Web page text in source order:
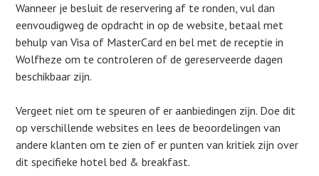
Wanneer je besluit de reservering af te ronden, vul dan
eenvoudigweg de opdracht in op de website, betaal met
behulp van Visa of MasterCard en bel met de receptie in
Wolfheze om te controleren of de gereserveerde dagen
beschikbaar zijn.
Vergeet niet om te speuren of er aanbiedingen zijn. Doe dit
op verschillende websites en lees de beoordelingen van
andere klanten om te zien of er punten van kritiek zijn over
dit specifieke hotel bed & breakfast.